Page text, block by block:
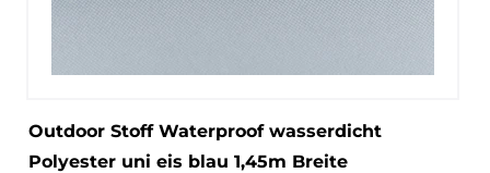
Outdoor Stoff Waterproof wasserdicht
Polyester uni eis blau 1,45m Breite